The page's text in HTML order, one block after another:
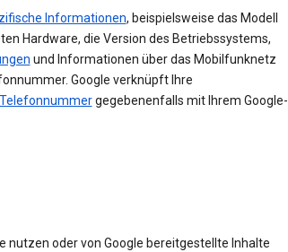
Informationen, beispielsweise das Modell
Hardware, die Version des Betriebssystems,
und Informationen über das Mobilfunknetz
Google verknüpft Ihre
Telefonnummergegebenenfalls mit Ihrem Google-
nutzen oder von Google bereitgestellte Inhalte